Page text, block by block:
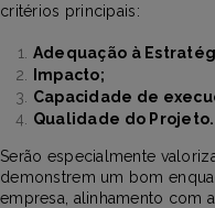
critérios principais:
Adequação à
Impacto;
Capacidade de
Qualidade do Projeto.
Serão especialmente
demonstrem um bom
empresa, alinhamento com a